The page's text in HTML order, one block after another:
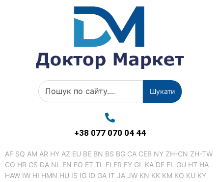
Шукати
+38 077 070 04 44
AF SQ AM AR HY AZ EU BE BN BS BG CA CEB NY ZH-CN ZH-TW
CO HR CS DA NL EN EO ET TL FI FR FY GL KA DE EL GU HT HA
HAW IW HI HMN HU IS IG ID GA IT JA JW KN KK KM KO KU KY